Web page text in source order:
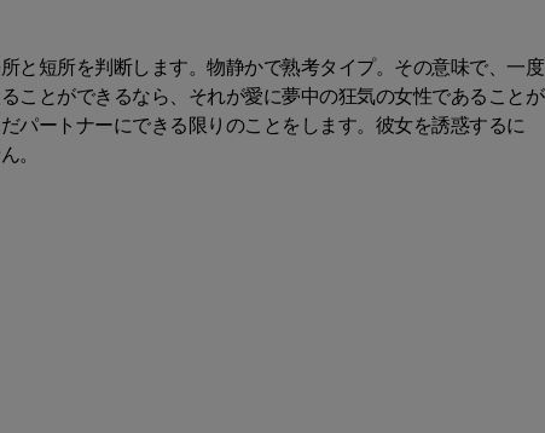
と短所を判断します。物静かで熟考タイプ。その意味で、一度
ことができるなら、それが愛に夢中の狂気の女性であることが
パートナーにできる限りのことをします。彼女を誘惑するに
。